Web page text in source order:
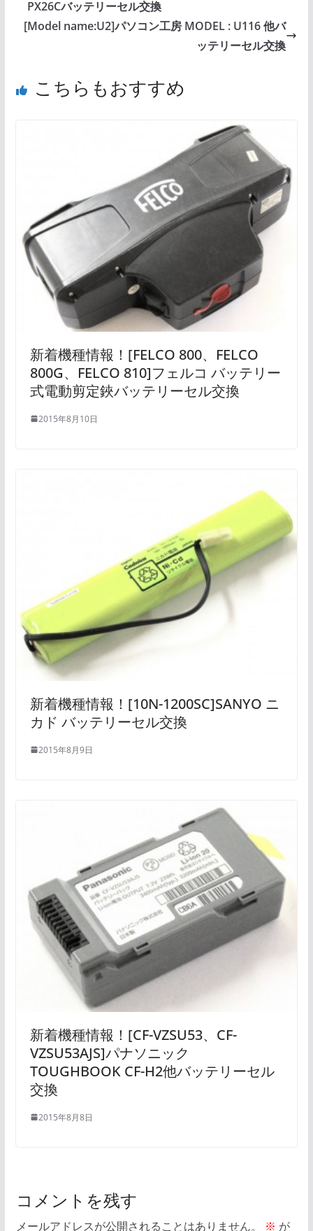
PX26Cバッテリーセル交換
[Model name:U2]パソコン工房 MODEL : U116 他バ
ッテリーセル交換
こちらもおすすめ
新着機種情報！[FELCO 800、FELCO
800G、FELCO 810]フェルコ バッテリー
式電動剪定鋏バッテリーセル交換
2015年8月10日
新着機種情報！[10N-1200SC]SANYO ニ
カド バッテリーセル交換
2015年8月9日
新着機種情報！[CF-VZSU53、CF-
VZSU53AJS]パナソニック
TOUGHBOOK CF-H2他バッテリーセル
交換
2015年8月8日
コメントを残す
メールアドレスが公開されることはありません。 ※ が